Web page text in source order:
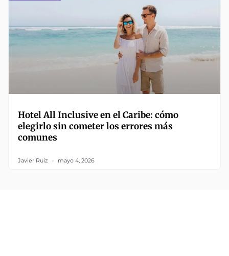
Hotel All Inclusive en el Caribe: cómo
elegirlo sin cometer los errores más
comunes
Javier Ruiz mayo 4, 2026